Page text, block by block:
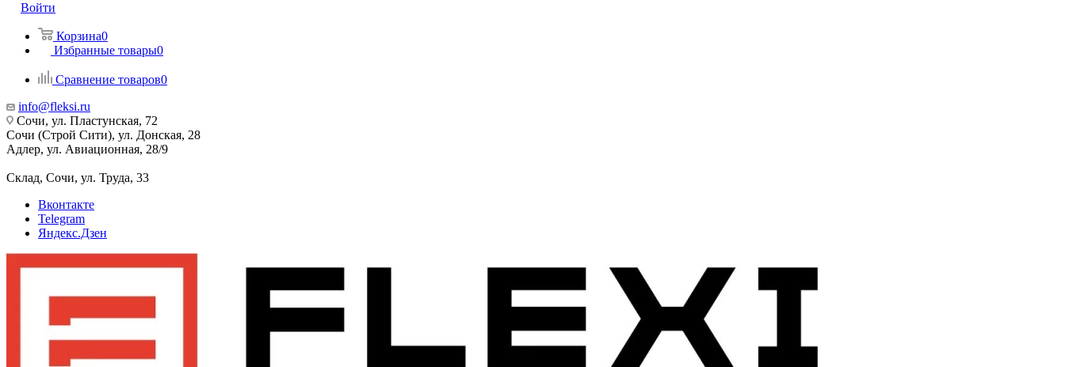
Войти
Корзина0
Избранные товары0
Сравнение товаров0
info@fleksi.ru
Сочи, ул. Пластунская, 72
Сочи (Строй Сити), ул. Донская, 28
Адлер, ул. Авиационная, 28/9
Склад, Сочи, ул. Труда, 33
Вконтакте
Telegram
Яндекс.Дзен